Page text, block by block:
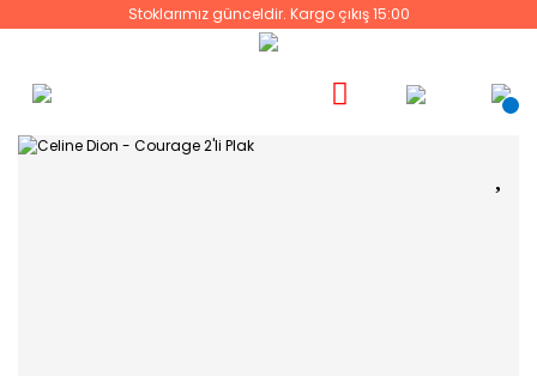
Stoklarımız günceldir. Kargo çıkış 15:00